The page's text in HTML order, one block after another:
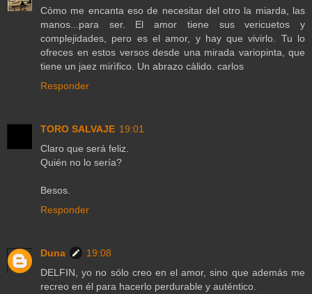
Còmo me encanta eso de necesitar del otro la miarda, las
manos...para ser. El amor tiene sus vericuetos y
complejidades, pero es el amor, y hay que vivirlo. Tu lo
ofreces en estos versos desde una mirada variopinta, que
tiene un jaez mirìfico. Un abrazo càlido. carlos
Responder
TORO SALVAJE 19:01
Claro que será feliz.
Quién no lo sería?
Besos.
Responder
Duna
19:08
DELFIN, yo no sólo creo en el amor, sino que además me
recreo en él para hacerlo perdurable y auténtico.